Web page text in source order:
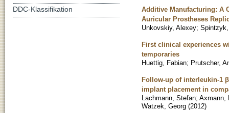
Additive Manufacturing: A
Auricular Prostheses
Unkovskiy, Alexey;
First clinical experiences
temporaries
Huettig, Fabian; Prutscher,
Follow-up of interleukin-1
implant placement in
Lachmann, Stefan; Axmann,
Watzek, Georg (2012)
DDC-Klassifikation